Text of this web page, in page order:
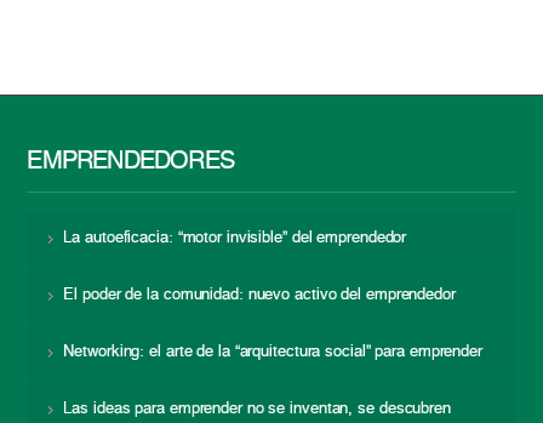
EMPRENDEDORES
La autoeficacia: “motor invisible” del emprendedor
El poder de la comunidad: nuevo activo del emprendedor
Networking: el arte de la “arquitectura social” para emprender
Las ideas para emprender no se inventan, se descubren